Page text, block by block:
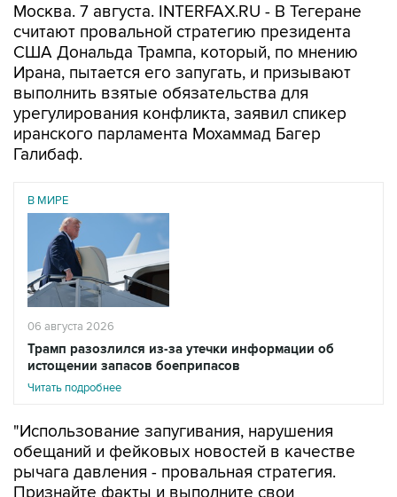
Москва. 7 августа. INTERFAX.RU - В Тегеране
считают провальной стратегию президента
США Дональда Трампа, который, по мнению
Ирана, пытается его запугать, и призывают
выполнить взятые обязательства для
урегулирования конфликта, заявил спикер
иранского парламента Мохаммад Багер
Галибаф.
В МИРЕ
06 августа 2026
Трамп разозлился из-за утечки информации об
истощении запасов боеприпасов
Читать подробнее
"Использование запугивания, нарушения
обещаний и фейковых новостей в качестве
рычага давления - провальная стратегия.